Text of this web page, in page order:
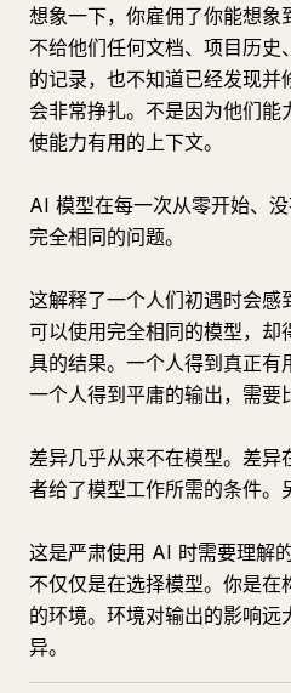
想象一下，你雇佣了你能想象
不给他们任何文档、项目历史
的记录，也不知道已经发现
会非常挣扎。不是因为他们
使能力有用的上下文。
AI 模型在每一次从零开始、
完全相同的问题。
这解释了一个人们初遇时会感
可以使用完全相同的模型，却
具的结果。一个人得到真正有
一个人得到平庸的输出，需要
差异几乎从来不在模型。差异
者给了模型工作所需的条件。
这是严肃使用 AI 时需要理解
不仅仅是在选择模型。你是
的环境。环境对输出的影响远
异。